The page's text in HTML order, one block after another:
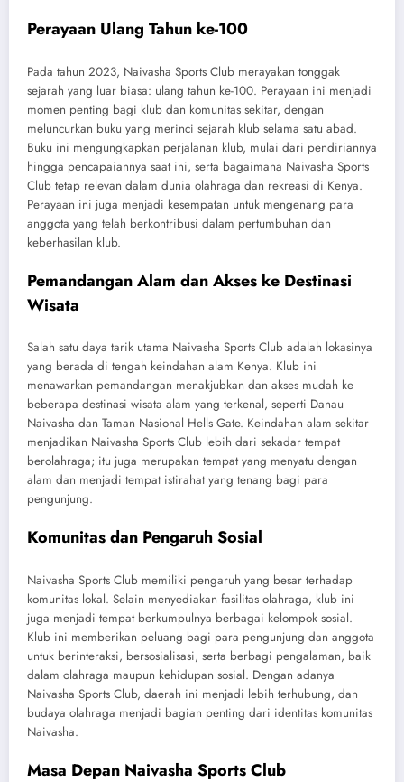
Perayaan Ulang Tahun ke-100
Pada tahun 2023, Naivasha Sports Club merayakan tonggak
sejarah yang luar biasa: ulang tahun ke-100. Perayaan ini menjadi
momen penting bagi klub dan komunitas sekitar, dengan
meluncurkan buku yang merinci sejarah klub selama satu abad.
Buku ini mengungkapkan perjalanan klub, mulai dari pendiriannya
hingga pencapaiannya saat ini, serta bagaimana Naivasha Sports
Club tetap relevan dalam dunia olahraga dan rekreasi di Kenya.
Perayaan ini juga menjadi kesempatan untuk mengenang para
anggota yang telah berkontribusi dalam pertumbuhan dan
keberhasilan klub.
Pemandangan Alam dan Akses ke Destinasi
Wisata
Salah satu daya tarik utama Naivasha Sports Club adalah lokasinya
yang berada di tengah keindahan alam Kenya. Klub ini
menawarkan pemandangan menakjubkan dan akses mudah ke
beberapa destinasi wisata alam yang terkenal, seperti Danau
Naivasha dan Taman Nasional Hells Gate. Keindahan alam sekitar
menjadikan Naivasha Sports Club lebih dari sekadar tempat
berolahraga; itu juga merupakan tempat yang menyatu dengan
alam dan menjadi tempat istirahat yang tenang bagi para
pengunjung.
Komunitas dan Pengaruh Sosial
Naivasha Sports Club memiliki pengaruh yang besar terhadap
komunitas lokal. Selain menyediakan fasilitas olahraga, klub ini
juga menjadi tempat berkumpulnya berbagai kelompok sosial.
Klub ini memberikan peluang bagi para pengunjung dan anggota
untuk berinteraksi, bersosialisasi, serta berbagi pengalaman, baik
dalam olahraga maupun kehidupan sosial. Dengan adanya
Naivasha Sports Club, daerah ini menjadi lebih terhubung, dan
budaya olahraga menjadi bagian penting dari identitas komunitas
Naivasha.
Masa Depan Naivasha Sports Club